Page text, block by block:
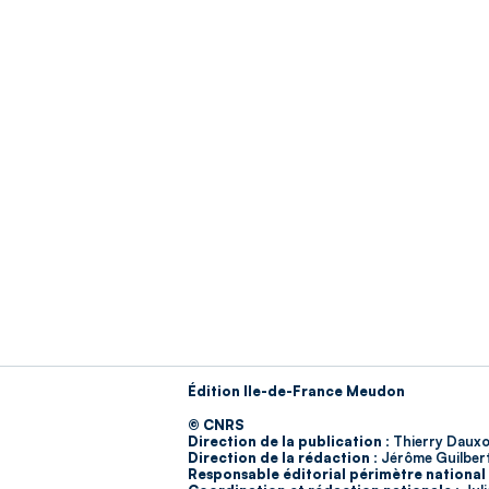
Édition Ile-de-France Meudon
© CNRS
Direction de la publication : Thierry
Direction de la rédaction : Jérôme
Responsable éditorial périmètre national